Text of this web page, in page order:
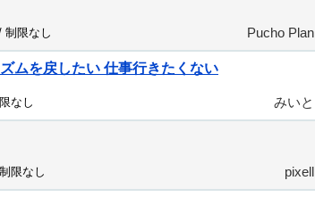
制限なし Pucho Plan
ムを戻したい 仕事行きたくない
なし みいと
制限なし pixell